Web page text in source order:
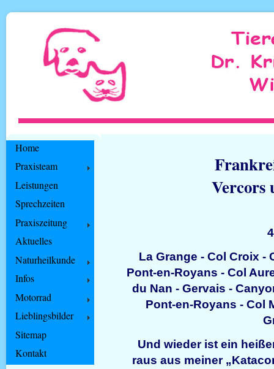
Home
Praxisteam
Leistungen
Sprechzeiten
Praxiszeitung
Aktuelles
Naturheilkunde
Infos
Motorrad
Lieblingsbilder
Sitemap
Kontakt
Vercors
La Grange - Col Croix -
Pont-en-Royans - Col
du Nan - Gervais -
Pont-en-Royans - Col
Und wieder ist ein
raus aus meiner